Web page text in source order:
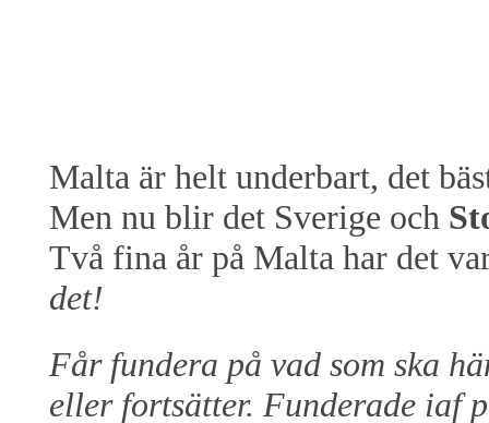
Malta är helt underbart, det
Men nu blir det Sverige och
Två fina år på Malta har det
det!
Får fundera på vad som ska
eller fortsätter. Funderade iaf